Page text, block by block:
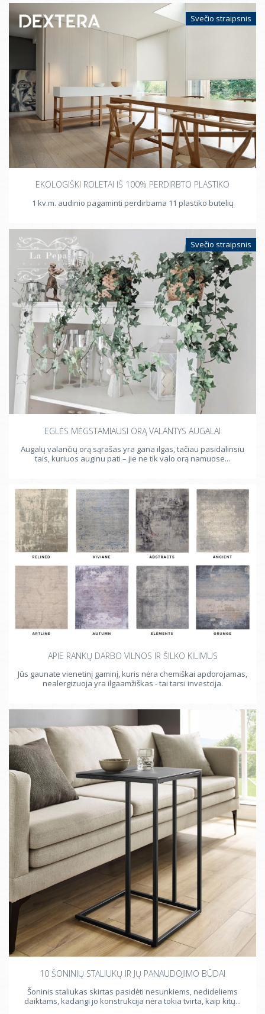
Svečio straipsnis
EKOLOGIŠKI ROLETAI IŠ 100% PERDIRBTO PLASTIKO
1 kv.m. audinio pagaminti perdirbama 11 plastiko butelių
Svečio straipsnis
EGLĖS MĖGSTAMIAUSI ORĄ VALANTYS AUGALAI
Augalų valančių orą sąrašas yra gana ilgas, tačiau pasidalinsiu
tais, kuriuos auginu pati – jie ne tik valo orą namuose...
APIE RANKŲ DARBO VILNOS IR ŠILKO KILIMUS
Jūs gaunate vienetinį gaminį, kuris nėra chemiškai apdorojamas,
nealergizuoja yra ilgaamžiškas - tai tarsi investcija.
10 ŠONINIŲ STALIUKŲ IR JŲ PANAUDOJIMO BŪDAI
Šoninis staliukas skirtas pasidėti nesunkiems, nedideliems
daiktams, kadangi jo konstrukcija nėra tokia tvirta, kaip kitų...